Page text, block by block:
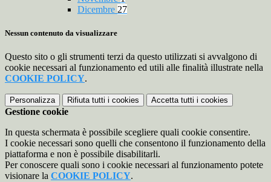
Dicembre 27
Nessun contenuto da visualizzare
Questo sito o gli strumenti terzi da questo utilizzati si avvalgono di
cookie necessari al funzionamento ed utili alle finalità illustrate nella
COOKIE POLICY.
Personalizza Rifiuta tutti i cookies Accetta tutti i cookies
Gestione cookie
In questa schermata è possibile scegliere quali cookie consentire.
I cookie necessari sono quelli che consentono il funzionamento della
piattaforma e non è possibile disabilitarli.
Per conoscere quali sono i cookie necessari al funzionamento potete
visionare la COOKIE POLICY.